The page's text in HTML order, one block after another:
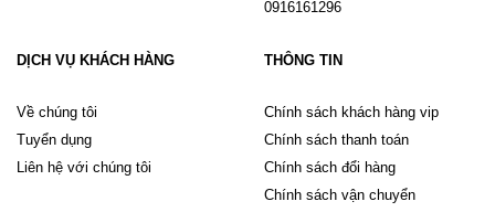
0916161296
DỊCH VỤ KHÁCH HÀNG
Về chúng tôi
Tuyển dụng
Liên hệ với chúng tôi
THÔNG TIN
Chính sách khách hàng vip
Chính sách thanh toán
Chính sách đổi hàng
Chính sách vận chuyển